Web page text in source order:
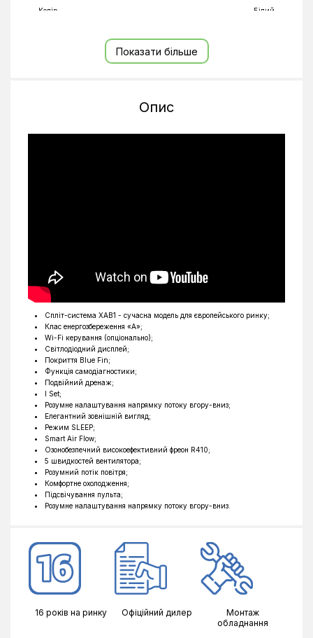
Колір Білий
Під'єднання труб для газу
Холодопродуктивність
Частота
Ширина внутрішнього блоку, мм 1185
Висота внутрішнього блоку, мм
Глибина внутрішнього блоку, мм
Тип фреону
Обігрів до °C
Ширина зовнішнього блоку, мм
Висота зовнішнього блоку, мм
Глибина зовнішнього блоку, мм
Показати більше
Опис
Спліт-система XAB1 - сучасна модель для європейського ринку;
Клас енергозбереження «А»;
Wi-Fi керування (опціонально);
Світлодіодний дисплей;
Покриття Blue Fin;
Функція самодіагностики;
Подвійний дренаж;
I Set;
Розумне налаштування напрямку потоку вгору-вниз;
Елегантний зовнішній вигляд;
Режим SLEEP;
Smart Air Flow;
Озонобезпечний високоефективний фреон R410;
5 швидкостей вентилятора;
Розумний потік повітря;
Комфортне охолодження;
Підсвічування пульта;
Розумне налаштування напрямку потоку вгору-вниз.
16 років на ринку Офіційний дилер
Монтаж
обладнання